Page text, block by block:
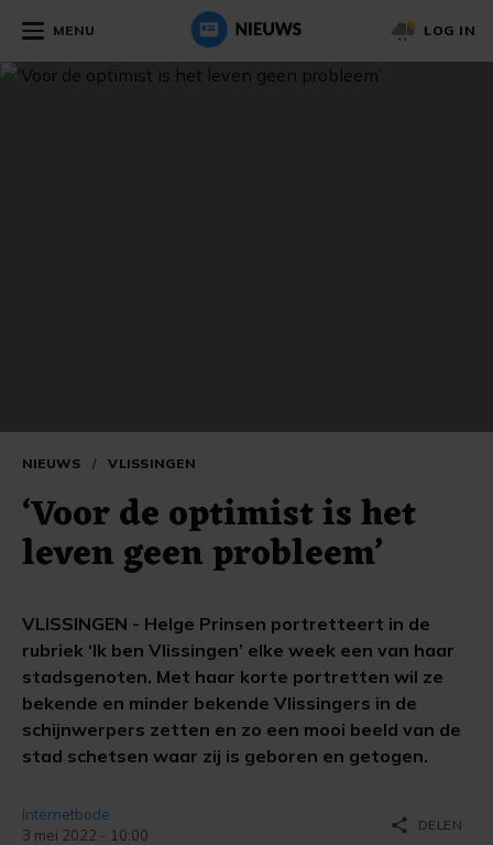
MENU LOG IN
NIEUWS / VLISSINGEN
‘Voor de optimist is het
leven geen probleem’
VLISSINGEN - Helge Prinsen portretteert in de
rubriek ‘Ik ben Vlissingen’ elke week een van haar
stadsgenoten. Met haar korte portretten wil ze
bekende en minder bekende Vlissingers in de
schijnwerpers zetten en zo een mooi beeld van de
stad schetsen waar zij is geboren en getogen.
Internetbode
3 mei 2022 - 10:00
share DELEN